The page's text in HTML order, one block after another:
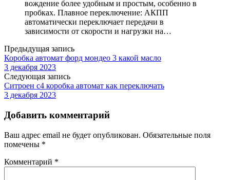
вождение более удобным и простым, особенно в
пробках. Плавное переключение: АКПП
автоматически переключает передачи в
зависимости от скорости и нагрузки на…
Предыдущая запись
Коробка автомат форд мондео 3 какой масло
3 декабря 2023
Следующая запись
Ситроен с4 коробка автомат как переключать
3 декабря 2023
Добавить комментарий
Ваш адрес email не будет опубликован. Обязательные поля
помечены *
Комментарий *